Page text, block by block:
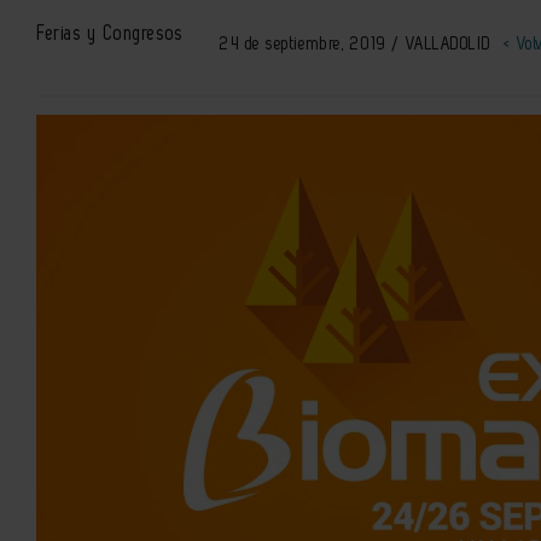
Ferias y Congresos 24 de septiembre, 2019 / VALLADOLID <